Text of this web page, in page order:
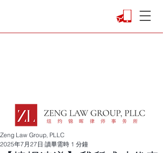
Zeng Law Group, PLLC
2025年7月27日 讀畢需時 1 分鐘